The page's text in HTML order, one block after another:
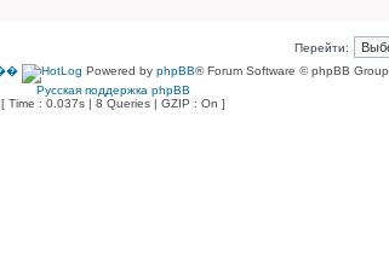
Перейти:
Powered by phpBB® Forum Software © phpBB Group
Русская поддержка phpBB
[ Time : 0.037s | 8 Queries | GZIP : On ]